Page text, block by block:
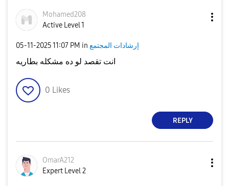
Mohamed208
Active Level 1
‎05-11-202511:07 PM in إرشادات المجتمع
انت تقصد لو ده مشكله بطاريه
0 Likes
REPLY
OmarA212
Expert Level 2